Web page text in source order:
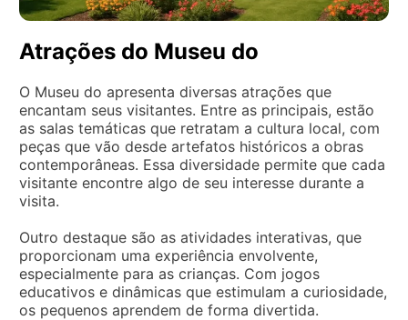
Atrações do Museu do
O Museu do apresenta diversas atrações que
encantam seus visitantes. Entre as principais, estão
as salas temáticas que retratam a cultura local, com
peças que vão desde artefatos históricos a obras
contemporâneas. Essa diversidade permite que cada
visitante encontre algo de seu interesse durante a
visita.
Outro destaque são as atividades interativas, que
proporcionam uma experiência envolvente,
especialmente para as crianças. Com jogos
educativos e dinâmicas que estimulam a curiosidade,
os pequenos aprendem de forma divertida.